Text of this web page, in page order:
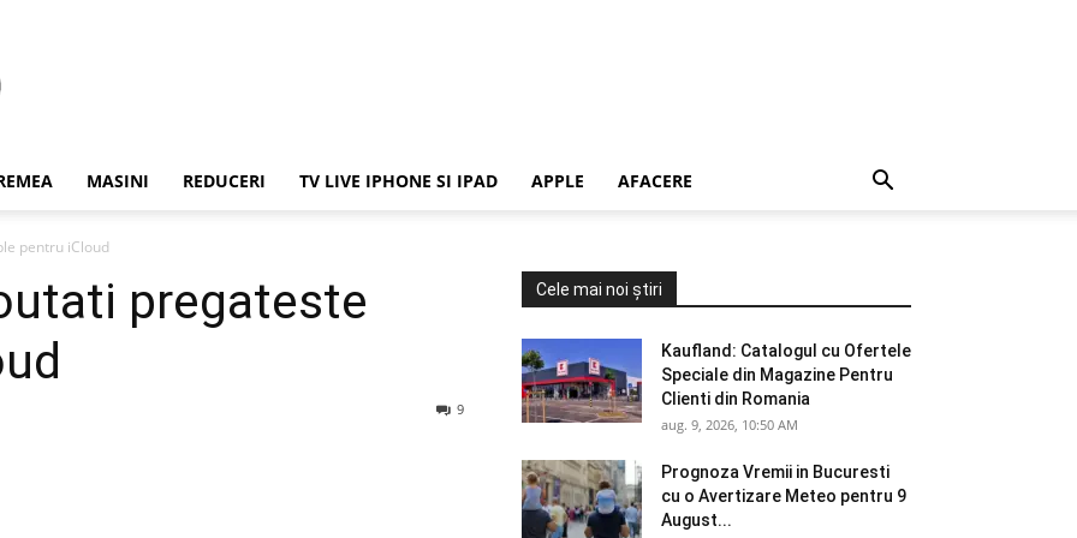
MASINI REDUCERI TV LIVE IPHONE SI IPAD APPLE AFACERE
pentru iCloud
pregateste
9
Cele mai noi știri
Kaufland: Catalogul cu Ofertele
Speciale din Magazine Pentru
Clienti din Romania
aug. 9, 2026, 10:50 AM
Prognoza Vremii in Bucuresti
cu o Avertizare Meteo pentru 9
August...